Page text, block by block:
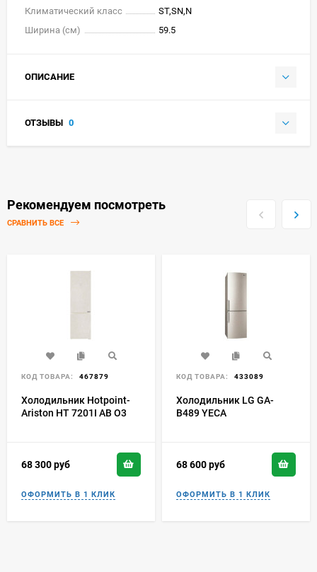
Климатический класс
ST,SN,N
Ширина (см)
59.5
ОПИСАНИЕ
ОТЗЫВЫ 0
Рекомендуем посмотреть
СРАВНИТЬ ВСЕ
КОД ТОВАРА: 467879
Холодильник Hotpoint-
Ariston HT 7201I AB O3
68 300руб
КОД ТОВАРА: 433089
Холодильник LG GA-
B489 YECA
68 600руб